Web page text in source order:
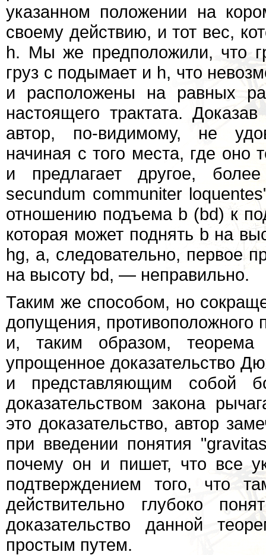
указанном положении на
своему действию, и тот вес,
h. Мы же предположили, что
груз с подымает и h, что
и расположены на равных
настоящего трактата.
автор, по-видимому, не
начиная с того места, где оно
и предлагает другое,
secundum communiter
отношению подъема b (bd) к
которая может поднять b на
hg, а, следовательно, первое
на высоту bd, — неправильно.
Таким же способом, но
допущения, противоположного
и, таким образом, теорема
упрощенное доказательство
и представляющим собой
доказательством закона
это доказательство, автор
при введении понятия
почему он и пишет, что все
подтверждением того, что
действительно глубоко
доказательство данной
простым путем.